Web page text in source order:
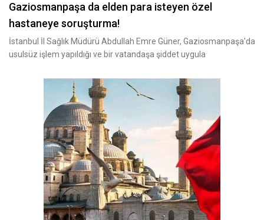
Gaziosmanpaşa da elden para isteyen özel
hastaneye soruşturma!
İstanbul İl Sağlık Müdürü Abdullah Emre Güner, Gaziosmanpaşa'da
usulsüz işlem yapıldığı ve bir vatandaşa şiddet uygula